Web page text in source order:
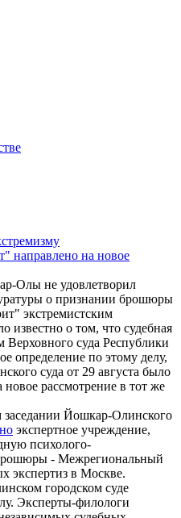
направлено на новое
Олы не удовлетворил
о признании брошюры
экстремистским
известно о том, что судебная
Верховного суда Республики
определение по этому делу,
суда от 29 августа было
рассмотрение в тот же
заседании Йошкар-Олинского
экспертное учреждение,
психолого-
- Межрегиональный
экспертиз в Москве.
городском суде
Эксперты-филологи